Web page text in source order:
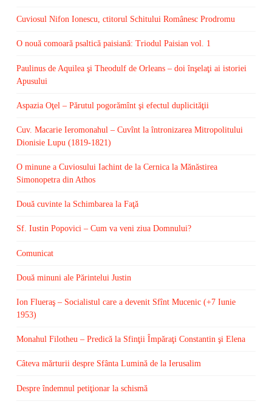
Cuviosul Nifon Ionescu, ctitorul Schitului Românesc Prodromu
O nouă comoară psaltică paisiană: Triodul Paisian vol. 1
Paulinus de Aquilea şi Theodulf de Orleans – doi înşelaţi ai istoriei
Apusului
Aspazia Oţel – Părutul pogorămînt şi efectul duplicităţii
Cuv. Macarie Ieromonahul – Cuvînt la întronizarea Mitropolitului
Dionisie Lupu (1819-1821)
O minune a Cuviosului Iachint de la Cernica la Mănăstirea
Simonopetra din Athos
Două cuvinte la Schimbarea la Faţă
Sf. Iustin Popovici – Cum va veni ziua Domnului?
Comunicat
Două minuni ale Părintelui Justin
Ion Flueraş – Socialistul care a devenit Sfînt Mucenic (+7 Iunie
1953)
Monahul Filotheu – Predică la Sfinţii Împăraţi Constantin şi Elena
Câteva mărturii despre Sfânta Lumină de la Ierusalim
Despre îndemnul petiţionar la schismă